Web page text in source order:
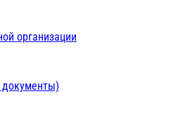
организации
документы)